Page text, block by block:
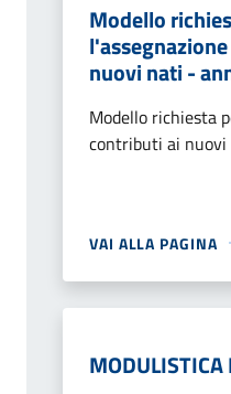
Modello
nuovi nati -
Modello richiesta
contributi ai
VAI ALLA PAGINA